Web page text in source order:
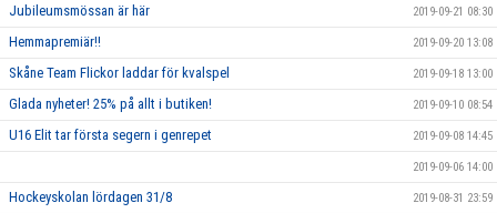
Jubileumsmössan är här 2019-09-21 08:30
Hemmapremiär!! 2019-09-20 13:08
Skåne Team Flickor laddar för kvalspel 2019-09-18 13:00
Glada nyheter! 25% på allt i butiken! 2019-09-10 08:54
U16 Elit tar första segern i genrepet 2019-09-08 14:45
2019-09-06 14:00
Hockeyskolan lördagen 31/8 2019-08-31 23:59